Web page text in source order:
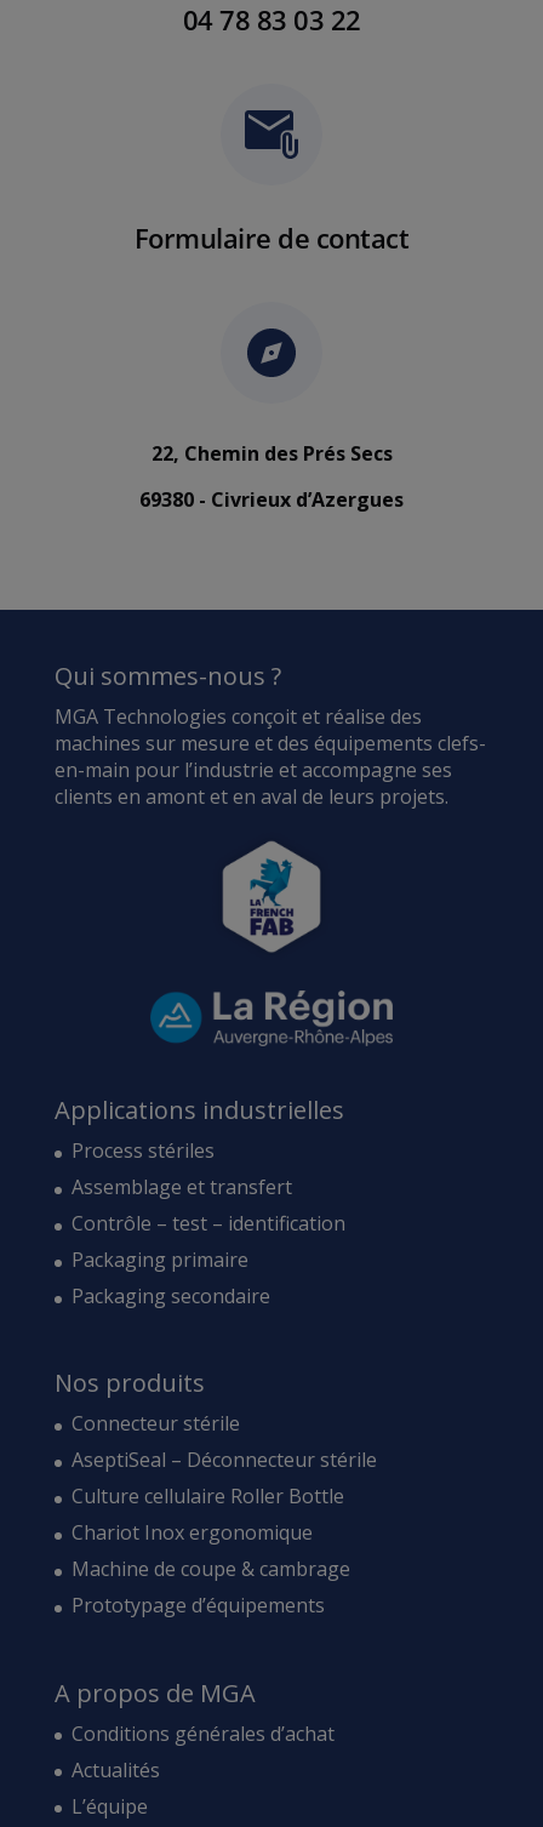
04 78 83 03 22
Formulaire de contact
22, Chemin des Prés Secs
69380 - Civrieux d’Azergues
Qui sommes-nous ?
MGA Technologies conçoit et réalise des
machines sur mesure et des équipements clefs-
en-main pour l’industrie et accompagne ses
clients en amont et en aval de leurs projets.
Applications industrielles
Process stériles
Assemblage et transfert
Contrôle – test – identification
Packaging primaire
Packaging secondaire
Nos produits
Connecteur stérile
AseptiSeal – Déconnecteur stérile
Culture cellulaire Roller Bottle
Chariot Inox ergonomique
Machine de coupe & cambrage
Prototypage d’équipements
A propos de MGA
Conditions générales d’achat
Actualités
L’équipe